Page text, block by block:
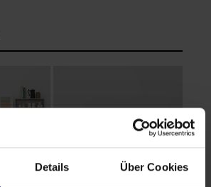
Details Über Cookies